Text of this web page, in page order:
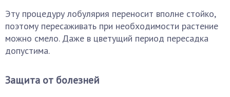
Эту процедуру лобулярия переносит вполне стойко,
поэтому пересаживать при необходимости растение
можно смело. Даже в цветущий период пересадка
допустима.
Защита от болезней